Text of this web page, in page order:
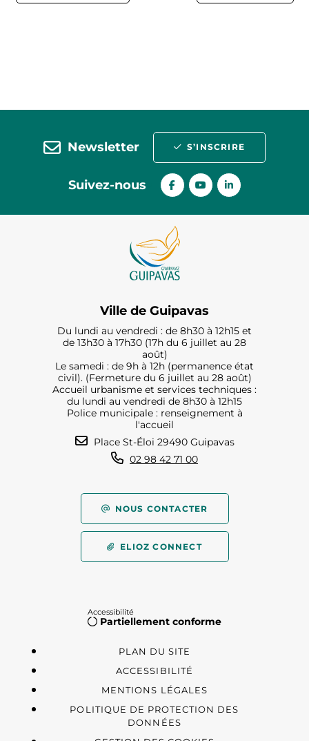
Newsletter S’INSCRIRE
Suivez-nous
Ville de Guipavas
Du lundi au vendredi : de 8h30 à 12h15 et
de 13h30 à 17h30 (17h du 6 juillet au 28
août)
Le samedi : de 9h à 12h (permanence état
civil). (Fermeture du 6 juillet au 28 août)
Accueil urbanisme et services techniques :
du lundi au vendredi de 8h30 à 12h15
Police municipale : renseignement à
l'accueil
Place St-Éloi 29490 Guipavas
02 98 42 71 00
NOUS CONTACTER
ELIOZ CONNECT
Accessibilité
Partiellement conforme
PLAN DU SITE
ACCESSIBILITÉ
MENTIONS LÉGALES
POLITIQUE DE PROTECTION DES
DONNÉES